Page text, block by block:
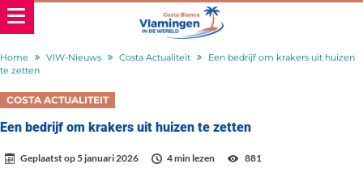
Home VIW-Nieuws Costa Actualiteit
Een bedrijf om krakers uit huizen
te zetten
COSTA ACTUALITEIT
Een bedrijf om krakers uit huizen te zetten
Geplaatst op5 januari 2026 4 min lezen 881